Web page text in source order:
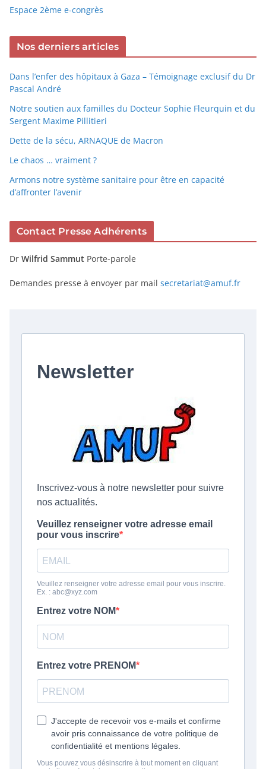
Espace 2ème e-congrès
Nos derniers articles
Dans l’enfer des hôpitaux à Gaza – Témoignage exclusif du Dr
Pascal André
Notre soutien aux familles du Docteur Sophie Fleurquin et du
Sergent Maxime Pillitieri
Dette de la sécu, ARNAQUE de Macron
Le chaos … vraiment ?
Armons notre système sanitaire pour être en capacité
d’affronter l’avenir
Contact Presse Adhérents
Dr Wilfrid Sammut Porte-parole
Demandes presse à envoyer par mail secretariat@amuf.fr